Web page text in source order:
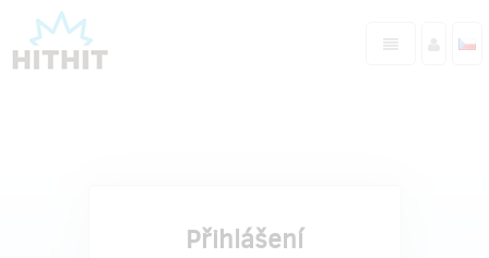
Přihlášení